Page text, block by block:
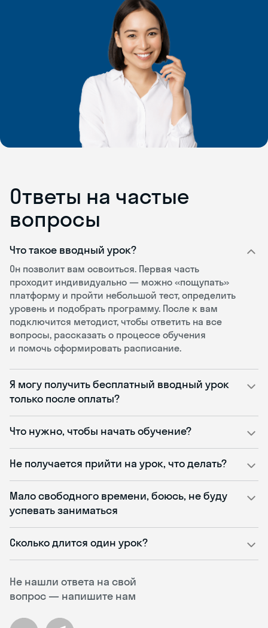
Ответы на частые
вопросы
Не нашли ответа на свой
вопрос — напишите нам
Что такое вводный урок?
Он позволит вам освоиться. Первая часть
проходит индивидуально — можно «пощупать»
платформу и пройти небольшой тест, определить
уровень и подобрать программу. После к вам
подключится методист, чтобы ответить на все
вопросы, рассказать о процессе обучения
и помочь сформировать расписание.
Я могу получить бесплатный вводный урок
только после оплаты?
Что нужно, чтобы начать обучение?
Не получается прийти на урок, что делать?
Мало свободного времени, боюсь, не буду
успевать заниматься
Сколько длится один урок?